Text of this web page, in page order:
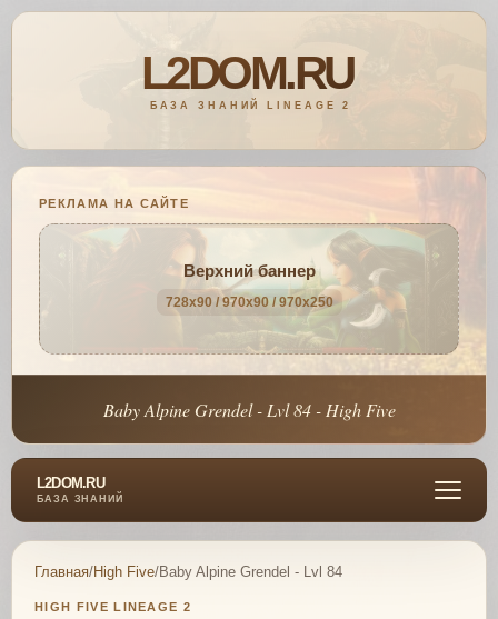
РЕКЛАМА НА САЙТЕ
Верхний баннер
728x90 / 970x90 / 970x250
Baby Alpine Grendel - Lvl 84 - High Five
L2DOM.RU
БАЗА ЗНАНИЙ
Главная/High Five/Baby Alpine Grendel - Lvl 84
HIGH FIVE LINEAGE 2